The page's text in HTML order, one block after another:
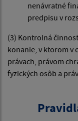
nenávratné
predpisu v
(3) Kontrolná
konanie, v ktorom v
právach, právom
fyzických osôb a